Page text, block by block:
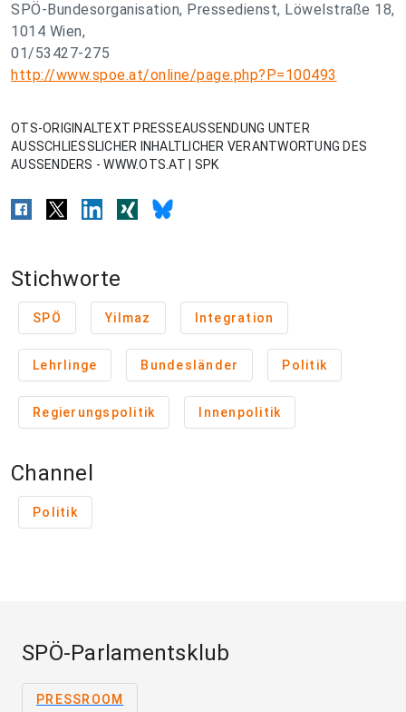
SPÖ-Bundesorganisation, Pressedienst, Löwelstraße 18,
1014 Wien,
01/53427-275
http://www.spoe.at/online/page.php?P=100493
OTS-ORIGINALTEXT PRESSEAUSSENDUNG UNTER
AUSSCHLIESSLICHER INHALTLICHER VERANTWORTUNG DES
AUSSENDERS - WWW.OTS.AT | SPK
Stichworte
SPÖ Yilmaz Integration
Lehrlinge Bundesländer Politik
Regierungspolitik Innenpolitik
Channel
Politik
SPÖ-Parlamentsklub
PRESSROOM